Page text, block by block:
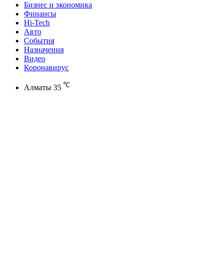
Бизнес и экономика
Финансы
Hi-Tech
Авто
События
Назначения
Видео
Коронавирус
Алматы 35 ℃